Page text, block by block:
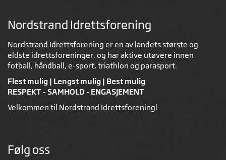
Nordstrand Idrettsforening
Nordstrand Idrettsforening er en av landets største og
eldste idrettsforeninger, og har aktive utøvere innen
fotball, håndball, e-sport, triathlon og parasport.
Flest mulig | Lengst mulig | Best mulig
RESPEKT - SAMHOLD - ENGASJEMENT
Velkommen til Nordstrand Idrettsforening!
Følg oss